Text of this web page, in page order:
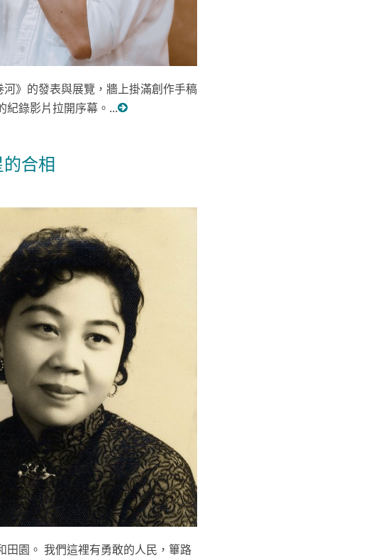
》的發表與展覽，牆上掛滿創作手稿
紀錄影片拉開序幕。...
合相
園。 我們這裡有勇敢的人民，篳路